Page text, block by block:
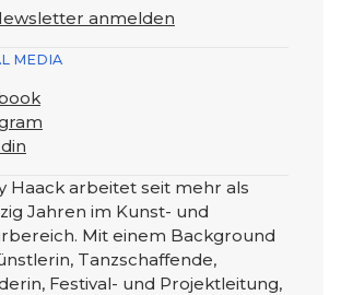
anmelden
MEDIA
Haack arbeitet seit mehr als
Jahren im Kunst- und
Mit einem Background
Tanzschaffende,
Festival- und Projektleitung,